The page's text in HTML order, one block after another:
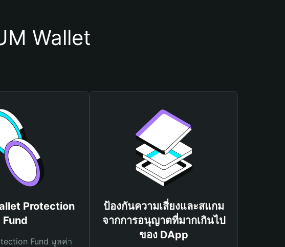
Wallet
Protection
Fund
Fund มูลค่า
ป้องกันความเสี่ยงและสแกม
จากการอนุญาตที่มากเกินไป
ของ DApp